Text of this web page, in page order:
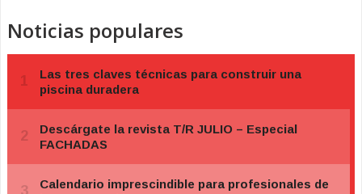
Noticias populares